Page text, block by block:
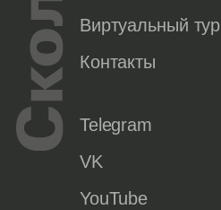
Виртуальный тур
Контакты
Telegram
VK
YouTube